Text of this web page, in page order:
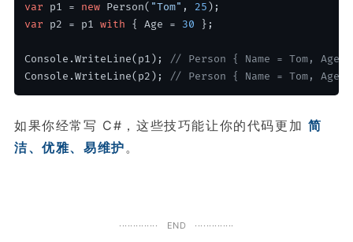
var p1 = new Person( "Tom" , 25 );
var p2 = p1 with { Age = 30 };
Console.WriteLine(p1); // Person { Name = Tom, Age
Console.WriteLine(p2); // Person { Name = Tom, Age
如果你经常写 C#，这些技巧能让你的代码更加 简
洁、优雅、易维护。
·············· END ··············